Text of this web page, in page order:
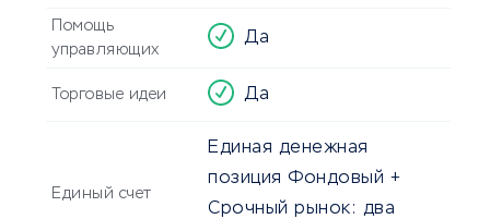
Помощь
управляющих
Да
Торговые идеи Да
Единый счет
Единая денежная
позиция Фондовый +
Срочный рынок: два